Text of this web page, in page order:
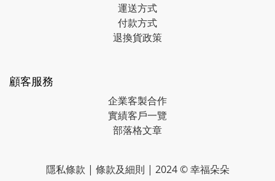
運送方式
付款方式
退換貨政策
顧客服務
企業客製合作
實績客戶一覽
部落格文章
隱私條款 | 條款及細則 | 2024 © 幸福朵朵